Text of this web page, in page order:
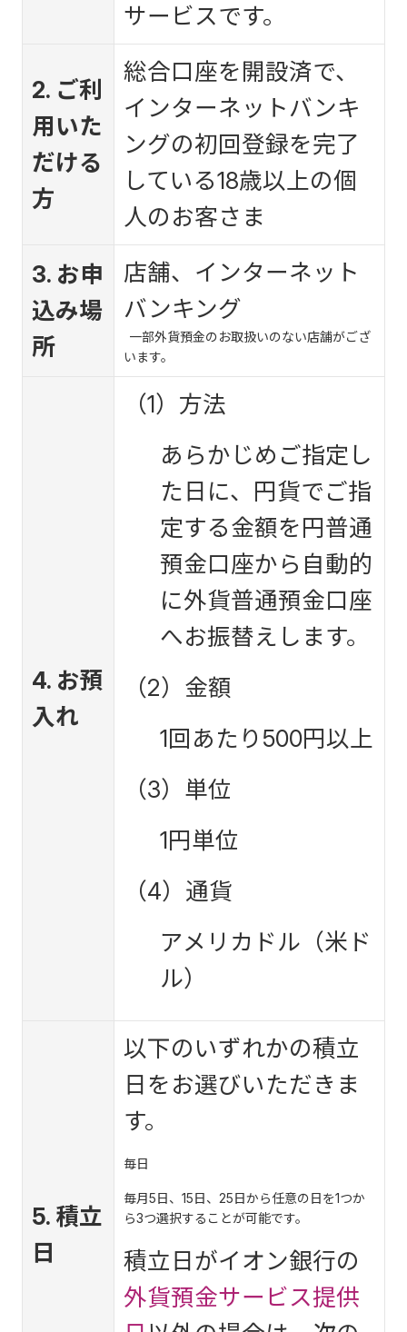
サービスです。
2. ご利
用いた
だける
方
総合口座を開設済で、
インターネットバンキ
ングの初回登録を完了
している18歳以上の個
人のお客さま
3. お申
込み場
所
店舗、インターネット
バンキング
一部外貨預金のお取扱いのない店舗がござ
います。
4. お預
入れ
（1）方法
あらかじめご指定し
た日に、円貨でご指
定する金額を円普通
預金口座から自動的
に外貨普通預金口座
へお振替えします。
（2）金額
1回あたり500円以上
（3）単位
1円単位
（4）通貨
アメリカドル（米ド
ル）
5. 積立
日
以下のいずれかの積立
日をお選びいただきま
す。
毎日
毎月5日、15日、25日から任意の日を1つか
ら3つ選択することが可能です。
積立日がイオン銀行の
外貨預金サービス提供